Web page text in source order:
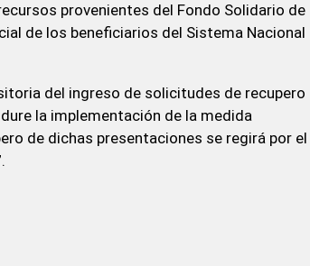
provenientes del Fondo Solidario de
de los beneficiarios del Sistema Nacional
del ingreso de solicitudes de recupero
la implementación de la medida
de dichas presentaciones se regirá por el